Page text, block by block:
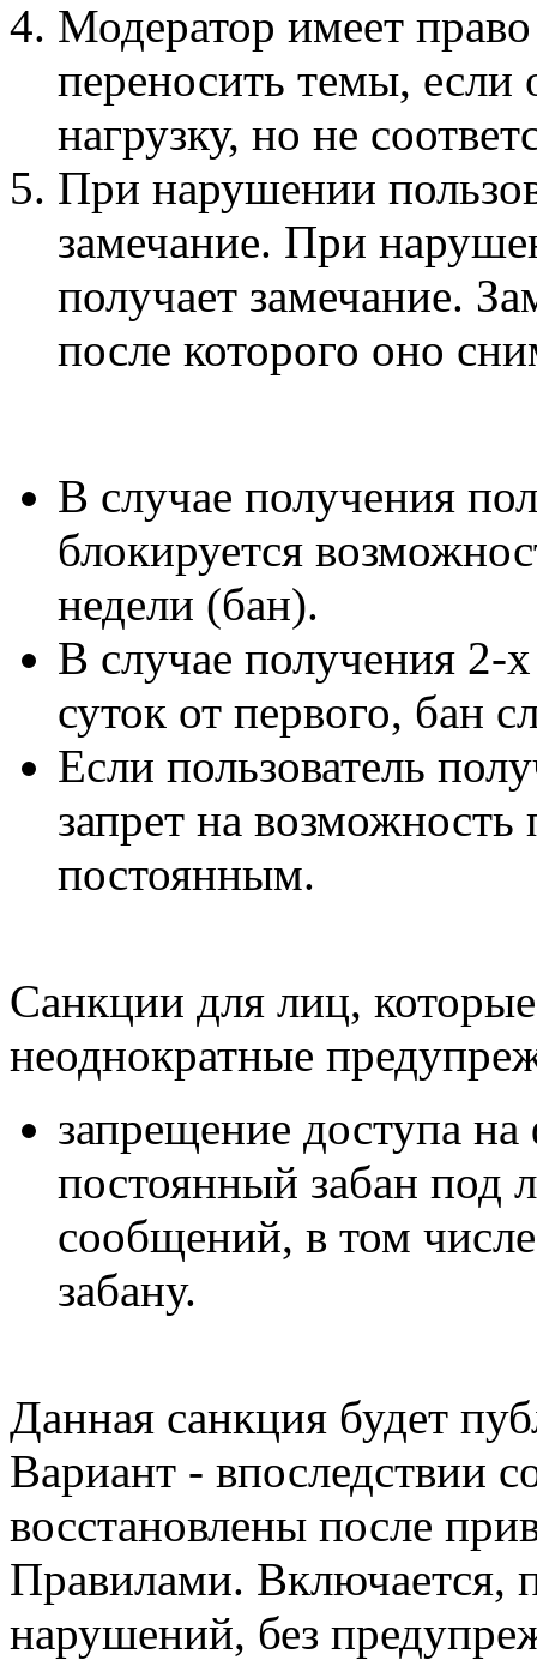
Модератор имеет
переносить темы,
нагрузку, но не
При нарушении
замечание. При
получает замечание.
после которого оно
В случае получения
блокируется
недели (бан).
В случае получения 2-
суток от первого, бан
Если пользователь
запрет на возможность
постоянным.
Санкции для лиц,
неоднократные
запрещение доступа
постоянный забан под
сообщений, в том
забану.
Данная санкция будет
Вариант - впоследствии
восстановлены после
Правилами. Включается,
нарушений, без